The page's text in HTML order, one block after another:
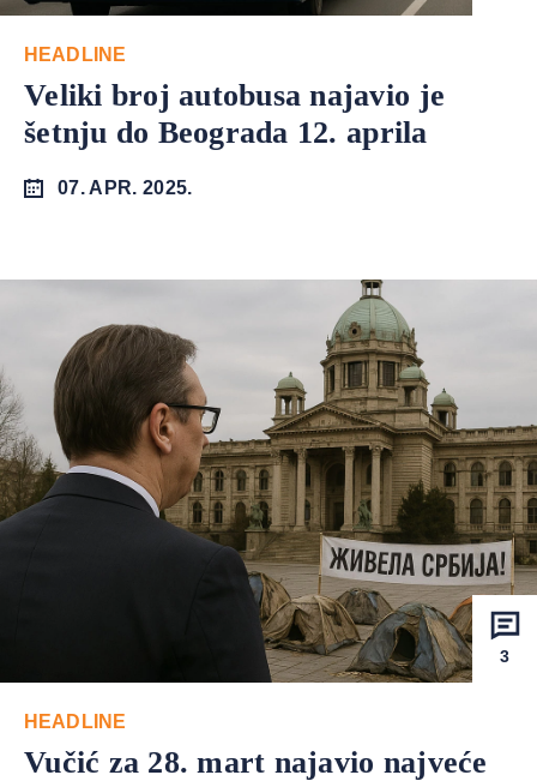
HEADLINE
Veliki broj autobusa najavio je
šetnju do Beograda 12. aprila
07. APR. 2025.
3
HEADLINE
Vučić za 28. mart najavio najveće